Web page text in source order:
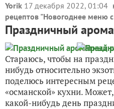
Yorik 17 декабря 2022, 01:04
рецептов "Новогоднее меню
Праздничный
Стараюсь, чтобы на
нибудь относительно
поделюсь интересным
«османской» кухни.
какой-нибудь день